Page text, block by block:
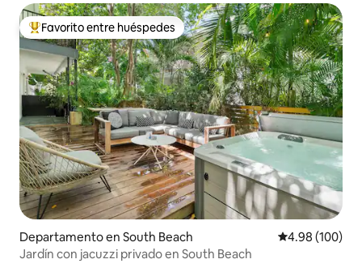
De los mejores en Favorito entre huéspedes
Favorito entre huéspedes
Departamento en South Beach Calificación
4.98 (100)
Jardín con jacuzzi privado en South Beach